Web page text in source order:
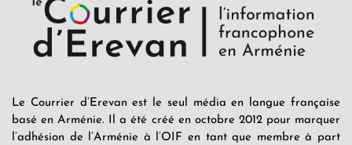
Le Courrier d’Erevan est le seul média en langue française
basé en Arménie. Il a été créé en octobre 2012 pour marquer
l’adhésion de l’Arménie à l’OIF en tant que membre à part